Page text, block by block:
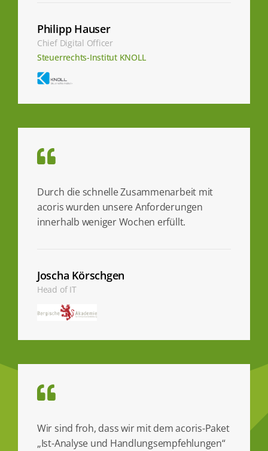
Philipp Hauser
Chief Digital Officer
Steuerrechts-Institut KNOLL
Durch die schnelle Zusammenarbeit mit
acoris wurden unsere Anforderungen
innerhalb weniger Wochen erfüllt.
Joscha Körschgen
Head of IT
Wir sind froh, dass wir mit dem acoris-Paket
„Ist-Analyse und Handlungsempfehlungen“